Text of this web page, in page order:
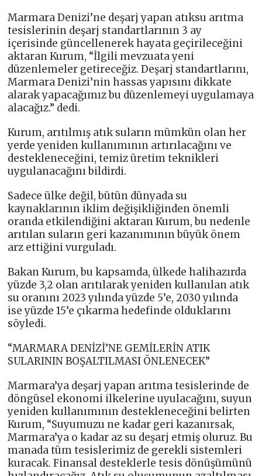
Marmara Denizi’ne deşarj yapan atıksu arıtma
tesislerinin deşarj standartlarının 3 ay
içerisinde güncellenerek hayata geçirileceğini
aktaran Kurum, “İlgili mevzuata yeni
düzenlemeler getireceğiz. Deşarj standartlarını,
Marmara Denizi’nin hassas yapısını dikkate
alarak yapacağımız bu düzenlemeyi uygulamaya
alacağız.” dedi.
Kurum, arıtılmış atık suların mümkün olan her
yerde yeniden kullanımının artırılacağını ve
destekleneceğini, temiz üretim teknikleri
uygulanacağını bildirdi.
Sadece ülke değil, bütün dünyada su
kaynaklarının iklim değişikliğinden önemli
oranda etkilendiğini aktaran Kurum, bu nedenle
arıtılan suların geri kazanımının büyük önem
arz ettiğini vurguladı.
Bakan Kurum, bu kapsamda, ülkede halihazırda
yüzde 3,2 olan arıtılarak yeniden kullanılan atık
su oranını 2023 yılında yüzde 5’e, 2030 yılında
ise yüzde 15’e çıkarma hedefinde olduklarını
söyledi.
“MARMARA DENİZİ’NE GEMİLERİN ATIK
SULARININ BOŞALTILMASI ÖNLENECEK”
Marmara’ya deşarj yapan arıtma tesislerinde de
döngüsel ekonomi ilkelerine uyulacağını, suyun
yeniden kullanımının destekleneceğini belirten
Kurum, “Suyumuzu ne kadar geri kazanırsak,
Marmara’ya o kadar az su deşarj etmiş oluruz. Bu
manada tüm tesislerimiz de gerekli sistemleri
kuracak. Finansal desteklerle tesis dönüşümünü